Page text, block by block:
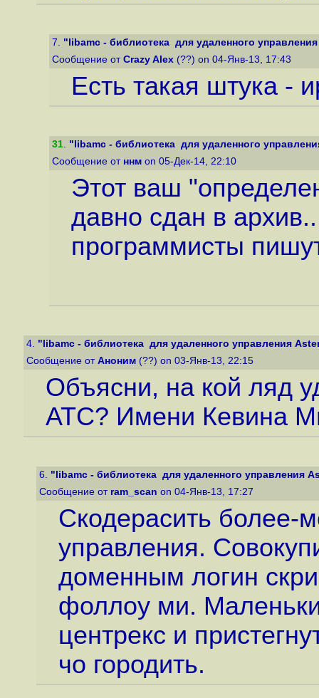
7. "libamc - библиотека для удаленного
Сообщение от Crazy Alex (??) on 04-Янв-13, 17:43
Есть такая штука -
31. "libamc - библиотека для удаленного
Сообщение от ннм on 05-Дек-14, 22:10
Этот ваш
давно сдан в
программисты
4. "libamc - библиотека для удаленного управления
Сообщение от Аноним (??) on 03-Янв-13, 22:15
Объясни, на кой ляд
АТС? Имени Кевина
6. "libamc - библиотека для удаленного управления
Сообщение от ram_scan on 04-Янв-13, 17:27
Скодерасить более-
управления.
доменным логин
фоллоу ми.
центрекс и
чо городить.